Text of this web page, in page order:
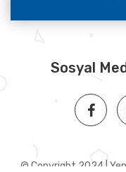
Sosyal
© Copyright 2024 |